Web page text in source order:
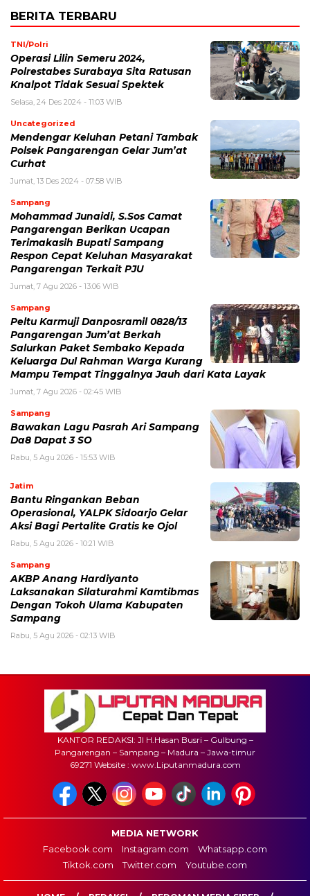
BERITA TERBARU
TNI/Polri
Operasi Lilin Semeru 2024,
Polrestabes Surabaya Sita Ratusan
Knalpot Tidak Sesuai Spektek
Selasa, 24 Des 2024 - 11:03 WIB
Uncategorized
Mendengar Keluhan Petani Tambak
Polsek Pangarengan Gelar Jum’at
Curhat
Jumat, 13 Des 2024 - 07:58 WIB
Sampang
Mohammad Junaidi, S.Sos Camat
Pangarengan Berikan Ucapan
Terimakasih Bupati Sampang
Respon Cepat Keluhan Masyarakat
Pangarengan Terkait PJU
Jumat, 7 Agu 2026 - 13:06 WIB
Sampang
Peltu Karmuji Danposramil 0828/13
Pangarengan Jum’at Berkah
Salurkan Paket Sembako Kepada
Keluarga Dul Rahman Warga Kurang
Mampu Tempat Tinggalnya Jauh dari Kata Layak
Jumat, 7 Agu 2026 - 02:45 WIB
Sampang
Bawakan Lagu Pasrah Ari Sampang
Da8 Dapat 3 SO
Rabu, 5 Agu 2026 - 15:53 WIB
Jatim
Bantu Ringankan Beban
Operasional, YALPK Sidoarjo Gelar
Aksi Bagi Pertalite Gratis ke Ojol
Rabu, 5 Agu 2026 - 10:21 WIB
Sampang
AKBP Anang Hardiyanto
Laksanakan Silaturahmi Kamtibmas
Dengan Tokoh Ulama Kabupaten
Sampang
Rabu, 5 Agu 2026 - 02:13 WIB
KANTOR REDAKSI: Jl H.Hasan Busri – Gulbung –
Pangarengan – Sampang – Madura – Jawa-timur
69271 Website : www.Liputanmadura.com
MEDIA NETWORK
Facebook.com
Instagram.com
Whatsapp.com
Tiktok.com
Twitter.com Youtube.com